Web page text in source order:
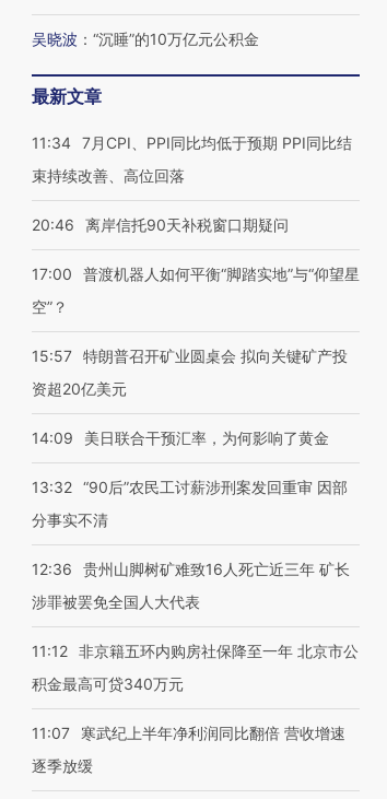
吴晓波 ： “沉睡”的10万亿元公积金
最新文章
11:34 7月CPI、PPI同比均低于预期 PPI同比结
束持续改善、高位回落
20:46 离岸信托90天补税窗口期疑问
17:00
普渡机器人如何平衡“脚踏实地”与“仰望星
空”？
15:57 特朗普召开矿业圆桌会 拟向关键矿产投
资超20亿美元
14:09 美日联合干预汇率，为何影响了黄金
13:32 “90后”农民工讨薪涉刑案发回重审 因部
分事实不清
12:36
贵州山脚树矿难致16人死亡近三年 矿长
涉罪被罢免全国人大代表
11:12 非京籍五环内购房社保降至一年 北京市公
积金最高可贷340万元
11:07
寒武纪上半年净利润同比翻倍 营收增速
逐季放缓